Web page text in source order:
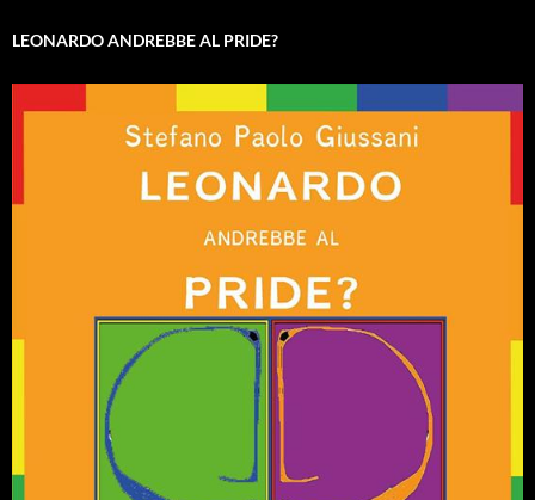
LEONARDO ANDREBBE AL PRIDE?